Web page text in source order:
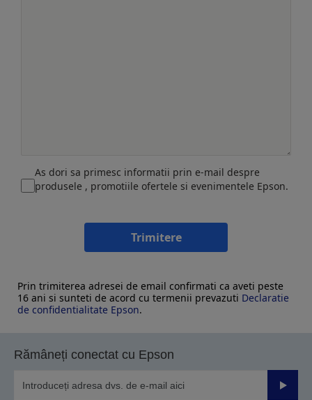
As dori sa primesc informatii prin e-mail despre
produsele , promotiile ofertele si evenimentele Epson.
Trimitere
Prin trimiterea adresei de email confirmati ca aveti peste
16 ani si sunteti de acord cu termenii prevazuti Declaratie
de confidentialitate Epson.
Rămâneți conectat cu Epson